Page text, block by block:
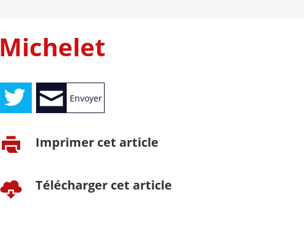
Michelet
Envoyer
Imprimer cet article
Télécharger cet article